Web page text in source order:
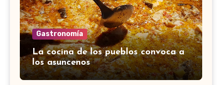
Gastronomía
La cocina de los pueblos convoca a
los asuncenos